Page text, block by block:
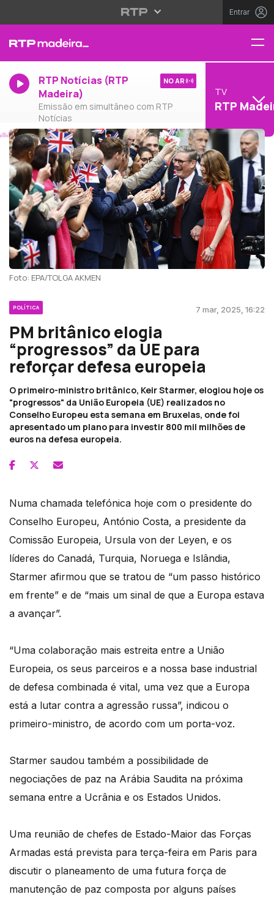
Entrar
RTP Notícias (RTP
Madeira)
Emissão em simultâneo com RTP
Notícias
NO AR
TV
RTP
Foto: EPA/TOLGA AKMEN
POLÍTICA 7 mar, 2025, 16:22
PM britânico elogia
“progressos” da UE para
reforçar defesa europeia
O primeiro-ministro britânico, Keir Starmer, elogiou hoje os
"progressos" da União Europeia (UE) realizados no
Conselho Europeu esta semana em Bruxelas, onde foi
apresentado um plano para investir 800 mil milhões de
euros na defesa europeia.
Numa chamada telefónica hoje com o presidente do
Conselho Europeu, António Costa, a presidente da
Comissão Europeia, Ursula von der Leyen, e os
líderes do Canadá, Turquia, Noruega e Islândia,
Starmer afirmou que se tratou de “um passo histórico
em frente” e de “mais um sinal de que a Europa estava
a avançar”.
“Uma colaboração mais estreita entre a União
Europeia, os seus parceiros e a nossa base industrial
de defesa combinada é vital, uma vez que a Europa
está a lutar contra a agressão russa”, indicou o
primeiro-ministro, de acordo com um porta-voz.
Starmer saudou também a possibilidade de
negociações de paz na Arábia Saudita na próxima
semana entre a Ucrânia e os Estados Unidos.
Uma reunião de chefes de Estado-Maior das Forças
Armadas está prevista para terça-feira em Paris para
discutir o planeamento de uma futura força de
manutenção de paz composta por alguns países